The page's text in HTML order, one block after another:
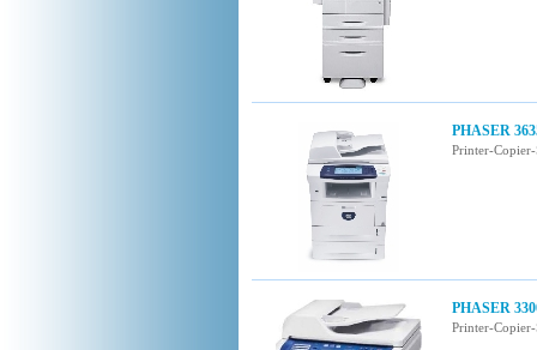
PHASER
Printer-
PHASER
Printer-